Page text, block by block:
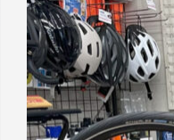
がMyO...
TRANSI...
カラー...